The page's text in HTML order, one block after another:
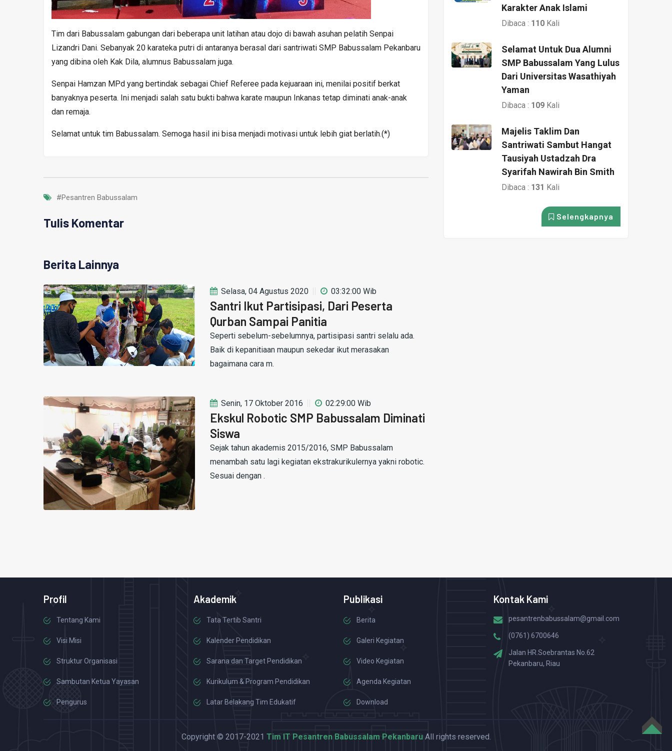
Tim dari Babussalam gabungan dari beberapa unit latihan atau dojo di bawah asuhan pelatih Senpai
Lizandri Dani. Sebanyak 20 karateka putri di antaranya berasal dari santriwati SMP Babussalam Pekanbaru
yang dibina oleh Kak Dila, alumnus Babussalam juga.
Senpai Hamzan MPd yang bertindak sebagai Chief Referee pada kejuaraan ini, menilai positif berkat
banyaknya peserta. Ini menjadi salah satu bukti bahwa karate maupun Inkanas tetap diminati anak-anak
dan remaja.
Selamat untuk tim Babussalam. Semoga hasil ini bisa menjadi motivasi untuk lebih giat berlatih.(*)
#Pesantren Babussalam
Tulis Komentar
Berita Lainnya
Selasa, 04 Agustus 2020 03:32:00 Wib
Santri Ikut Partisipasi, Dari Peserta
Qurban Sampai Panitia
Seperti sebelum-sebelumnya, partisipasi santri selalu ada.
Baik di kepanitiaan maupun sekedar ikut merasakan
bagaimana cara m.
Senin, 17 Oktober 2016 02:29:00 Wib
Ekskul Robotic SMP Babussalam Diminati
Siswa
Sejak tahun akademis 2015/2016, SMP Babussalam
menambah satu lagi kegiatan ekstrakurikulernya yakni robotic.
Sesuai dengan .
Karakter Anak Islami
Dibaca : 110 Kali
Selamat Untuk Dua Alumni
SMP Babussalam Yang Lulus
Dari Universitas Wasathiyah
Yaman
Dibaca : 109 Kali
Majelis Taklim Dan
Santriwati Sambut Hangat
Tausiyah Ustadzah Dra
Syarifah Nawirah Bin Smith
Dibaca : 131 Kali
Selengkapnya
Profil
Tentang Kami
Visi Misi
Struktur Organisasi
Sambutan Ketua Yayasan
Pengurus
Akademik
Tata Tertib Santri
Kalender Pendidikan
Sarana dan Target Pendidikan
Kurikulum & Program Pendidikan
Latar Belakang Tim Edukatif
Publikasi
Berita
Galeri Kegiatan
Video Kegiatan
Agenda Kegiatan
Download
Kontak Kami
pesantrenbabussalam@gmail.com
(0761) 6700646
Jalan HR.Soebrantas No.62
Pekanbaru, Riau
Copyright © 2017-2021 Tim IT Pesantren Babussalam PekanbaruAll rights reserved. TOP